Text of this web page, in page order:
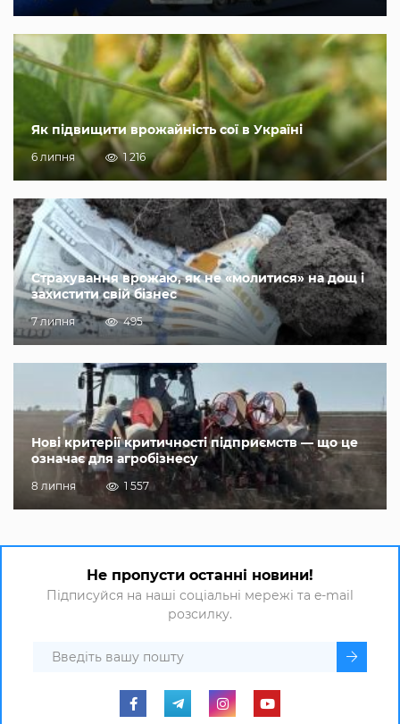
Як підвищити врожайність сої в Україні
6 липня 1 216
Страхування врожаю, як не «молитися» на дощ і
захистити свій бізнес
7 липня 495
Нові критерії критичності підприємств — що це
означає для агробізнесу
8 липня 1 557
Не пропусти останні новини!
Підписуйся на наші соціальні мережі та e-mail
розсилку.